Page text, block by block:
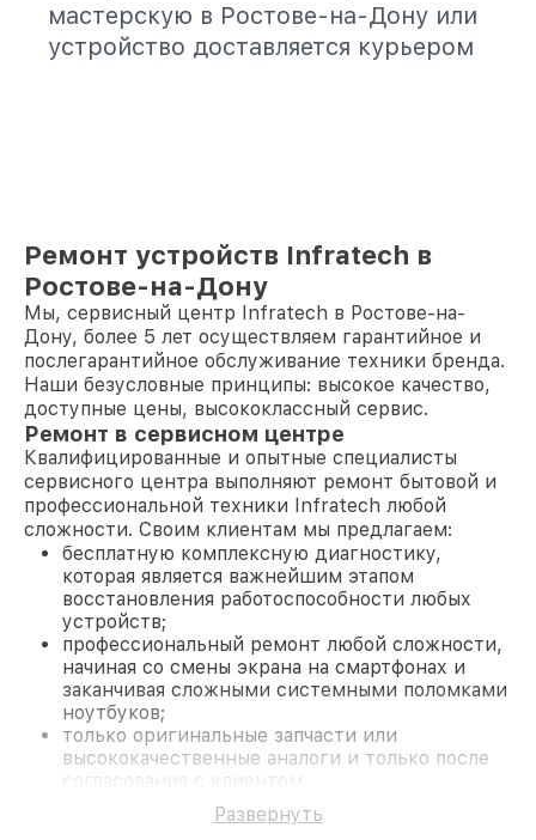
мастерскую в Ростове-на-Дону или
устройство доставляется курьером
Ремонт устройств Infratech в
Ростове-на-Дону
Мы, сервисный центр Infratech в Ростове-на-
Дону, более 5 лет осуществляем гарантийное и
послегарантийное обслуживание техники бренда.
Наши безусловные принципы: высокое качество,
доступные цены, высококлассный сервис.
Ремонт в сервисном центре
Квалифицированные и опытные специалисты
сервисного центра выполняют ремонт бытовой и
профессиональной техники Infratech любой
сложности. Своим клиентам мы предлагаем:
бесплатную комплексную диагностику,
которая является важнейшим этапом
восстановления работоспособности любых
устройств;
профессиональный ремонт любой сложности,
начиная со смены экрана на смартфонах и
заканчивая сложными системными поломками
ноутбуков;
только оригинальные запчасти или
высококачественные аналоги и только после
согласования с клиентом.
На все работы и замененные комплектующие
предоставляется длительная гарантия. В случае
Развернуть